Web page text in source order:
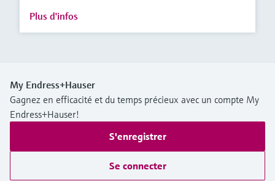
Plus d'infos
My Endress+Hauser
Gagnez en efficacité et du temps précieux avec un compte My
Endress+Hauser!
S'enregistrer
Se connecter